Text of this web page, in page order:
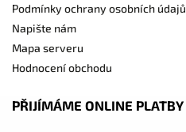
Podmínky ochrany osobních údajů
Napište nám
Mapa serveru
Hodnocení obchodu
PŘIJÍMÁME ONLINE PLATBY